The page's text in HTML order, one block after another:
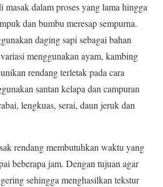
masak dalam proses yang lama hingga
dan bumbu meresap sempurna.
daging sapi sebagai bahan
menggunakan ayam, kambing
rendang terletak pada cara
santan kelapa dan campuran
lengkuas, serai, daun jeruk dan
rendang membutuhkan waktu yang
beberapa jam. Dengan tujuan agar
sehingga menghasilkan tekstur